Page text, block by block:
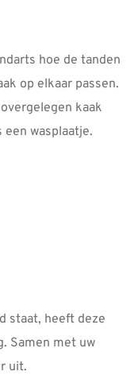
hoe de tanden
op elkaar passen.
kaak
wasplaatje.
staat, heeft deze
Samen met uw
uit.